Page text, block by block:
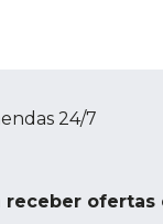
24/7
ofertas